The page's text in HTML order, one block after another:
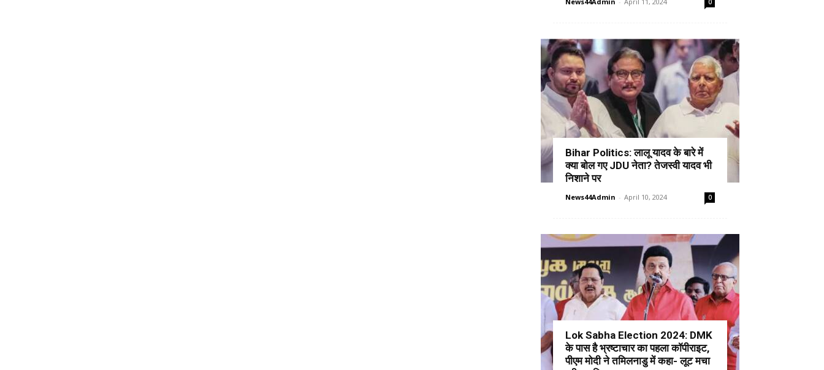
0
Bihar Politics: लालू यादव के बारे में
क्या बोल गए JDU नेता? तेजस्वी यादव भी
निशाने पर
News44Admin - April 10, 2024 0
Lok Sabha Election 2024: DMK
के पास है भ्रष्टाचार का पहला कॉपीराइट,
पीएम मोदी ने तमिलनाडु में कहा- लूट मचा